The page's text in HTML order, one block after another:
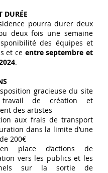
DURÉE
pourra durer deux
deux fois une semaine
des équipes et
et ce entre septembre et
.
gracieuse du site
de création et
des artistes
aux frais de transport
dans la limite d’une
200€
place d’actions de
vers les publics et les
sur la sortie de